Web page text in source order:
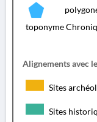
toponyme
Alignements avec
Sites
Sites